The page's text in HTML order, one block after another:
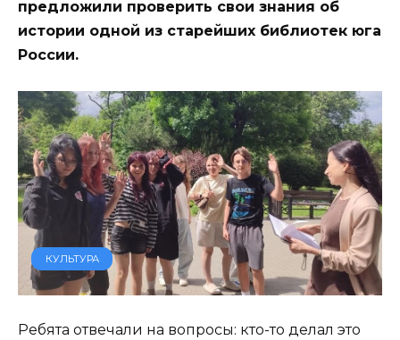
предложили проверить свои знания об
истории одной из старейших библиотек юга
России.
КУЛЬТУРА
Ребята отвечали на вопросы: кто-то делал это